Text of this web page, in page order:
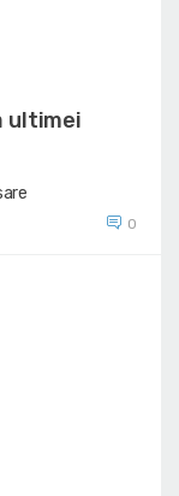
ultimei
0